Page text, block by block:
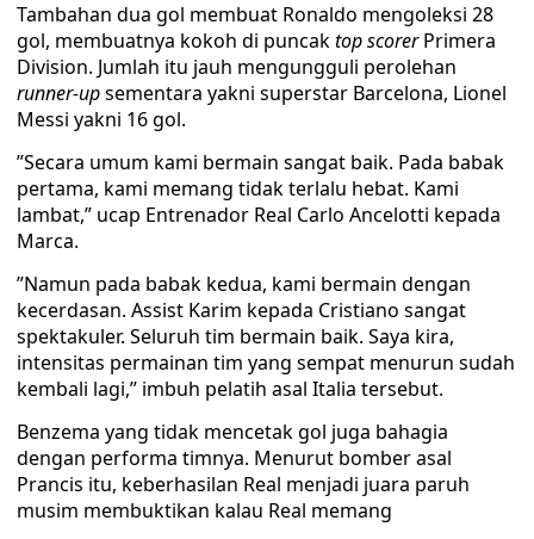
Tambahan dua gol membuat Ronaldo mengoleksi 28
gol, membuatnya kokoh di puncaktop scorerPrimera
Division. Jumlah itu jauh mengungguli perolehan
runner-upsementara yakni superstar Barcelona, Lionel
Messi yakni 16 gol.
”Secara umum kami bermain sangat baik. Pada babak
pertama, kami memang tidak terlalu hebat. Kami
lambat,” ucap Entrenador Real Carlo Ancelotti kepada
Marca.
”Namun pada babak kedua, kami bermain dengan
kecerdasan. Assist Karim kepada Cristiano sangat
spektakuler. Seluruh tim bermain baik. Saya kira,
intensitas permainan tim yang sempat menurun sudah
kembali lagi,” imbuh pelatih asal Italia tersebut.
Benzema yang tidak mencetak gol juga bahagia
dengan performa timnya. Menurut bomber asal
Prancis itu, keberhasilan Real menjadi juara paruh
musim membuktikan kalau Real memang